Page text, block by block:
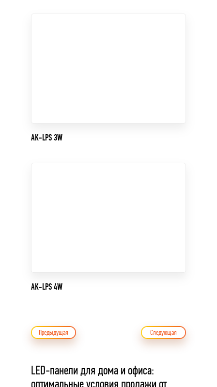
AK-LPS 3W
AK-LPS 4W
Предыдущая Следующая
LED-панели для дома и офиса:
оптимальные условия продажи от